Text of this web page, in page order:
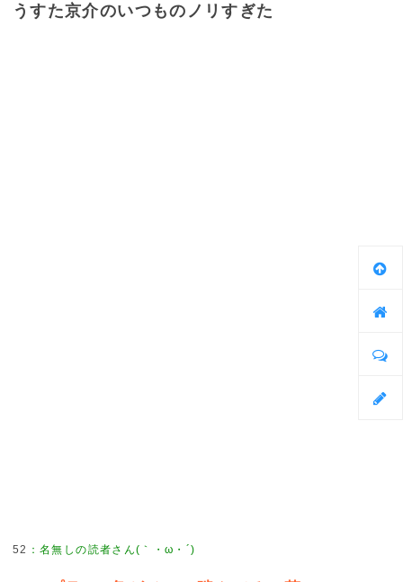
うすた京介のいつものノリすぎた
52 ：名無しの読者さん(｀・ω・´)